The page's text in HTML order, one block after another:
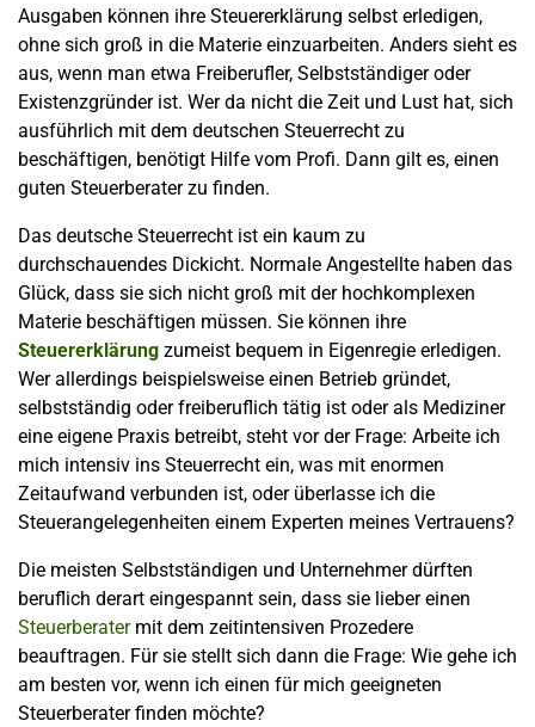
Ausgaben können ihre Steuererklärung selbst erledigen,
ohne sich groß in die Materie einzuarbeiten. Anders sieht es
aus, wenn man etwa Freiberufler, Selbstständiger oder
Existenzgründer ist. Wer da nicht die Zeit und Lust hat, sich
ausführlich mit dem deutschen Steuerrecht zu
beschäftigen, benötigt Hilfe vom Profi. Dann gilt es, einen
guten Steuerberater zu finden.
Das deutsche Steuerrecht ist ein kaum zu
durchschauendes Dickicht. Normale Angestellte haben das
Glück, dass sie sich nicht groß mit der hochkomplexen
Materie beschäftigen müssen. Sie können ihre
Steuererklärung zumeist bequem in Eigenregie erledigen.
Wer allerdings beispielsweise einen Betrieb gründet,
selbstständig oder freiberuflich tätig ist oder als Mediziner
eine eigene Praxis betreibt, steht vor der Frage: Arbeite ich
mich intensiv ins Steuerrecht ein, was mit enormen
Zeitaufwand verbunden ist, oder überlasse ich die
Steuerangelegenheiten einem Experten meines Vertrauens?
Die meisten Selbstständigen und Unternehmer dürften
beruflich derart eingespannt sein, dass sie lieber einen
Steuerberatermit dem zeitintensiven Prozedere
beauftragen. Für sie stellt sich dann die Frage: Wie gehe ich
am besten vor, wenn ich einen für mich geeigneten
Steuerberater finden möchte?